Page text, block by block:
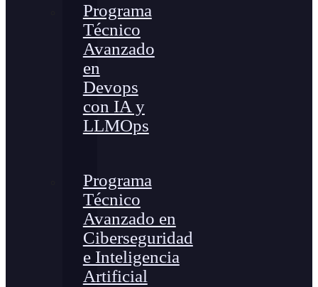
Programa
Técnico
Avanzado
en
Devops
con IA y
LLMOps
Programa
Técnico
Avanzado en
Ciberseguridad
e Inteligencia
Artificial